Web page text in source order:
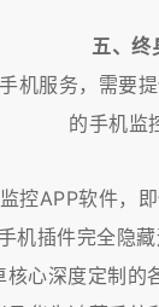
五、终
机服务，需要
的手机监
控APP软件，
机插件完全隐
心深度定制